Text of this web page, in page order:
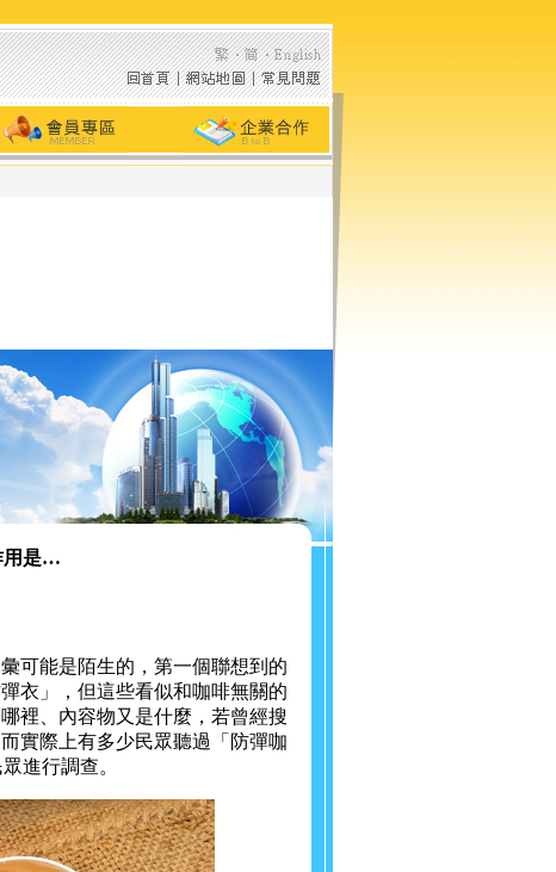
用是…
可能是陌生的，第一個聯想到的
衣」，但這些看似和咖啡無關的
裡、內容物又是什麼，若曾經搜
實際上有多少民眾聽過「防彈咖
進行調查。